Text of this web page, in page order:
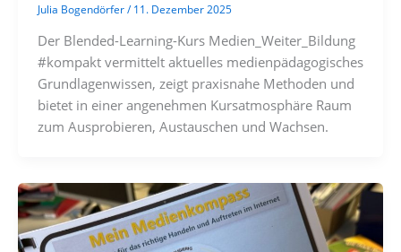
Julia Bogendörfer/11. Dezember 2025
Der Blended-Learning-Kurs Medien_Weiter_Bildung
#kompakt vermittelt aktuelles medienpädagogisches
Grundlagenwissen, zeigt praxisnahe Methoden und
bietet in einer angenehmen Kursatmosphäre Raum
zum Ausprobieren, Austauschen und Wachsen.